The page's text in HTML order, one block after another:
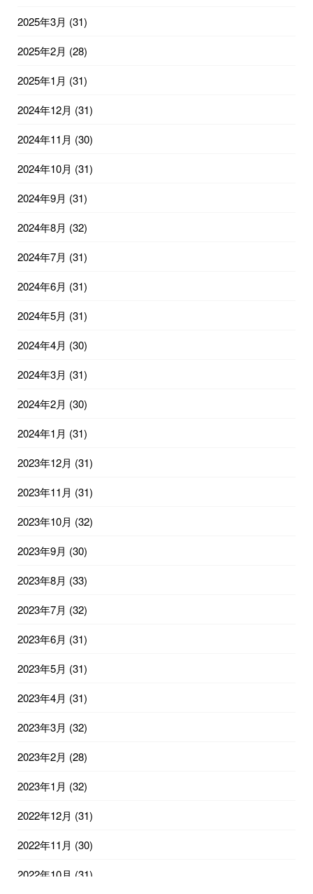
2025年3月 (31)
2025年2月 (28)
2025年1月 (31)
2024年12月 (31)
2024年11月 (30)
2024年10月 (31)
2024年9月 (31)
2024年8月 (32)
2024年7月 (31)
2024年6月 (31)
2024年5月 (31)
2024年4月 (30)
2024年3月 (31)
2024年2月 (30)
2024年1月 (31)
2023年12月 (31)
2023年11月 (31)
2023年10月 (32)
2023年9月 (30)
2023年8月 (33)
2023年7月 (32)
2023年6月 (31)
2023年5月 (31)
2023年4月 (31)
2023年3月 (32)
2023年2月 (28)
2023年1月 (32)
2022年12月 (31)
2022年11月 (30)
2022年10月 (31)